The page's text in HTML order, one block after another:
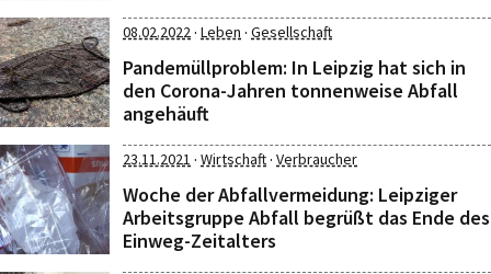
08.02.2022· Leben · Gesellschaft
Pandemüllproblem: In Leipzig hat sich in
den Corona-Jahren tonnenweise Abfall
angehäuft
23.11.2021 · Wirtschaft· Verbraucher
Woche der Abfallvermeidung: Leipziger
Arbeitsgruppe Abfall begrüßt das Ende des
Einweg-Zeitalters